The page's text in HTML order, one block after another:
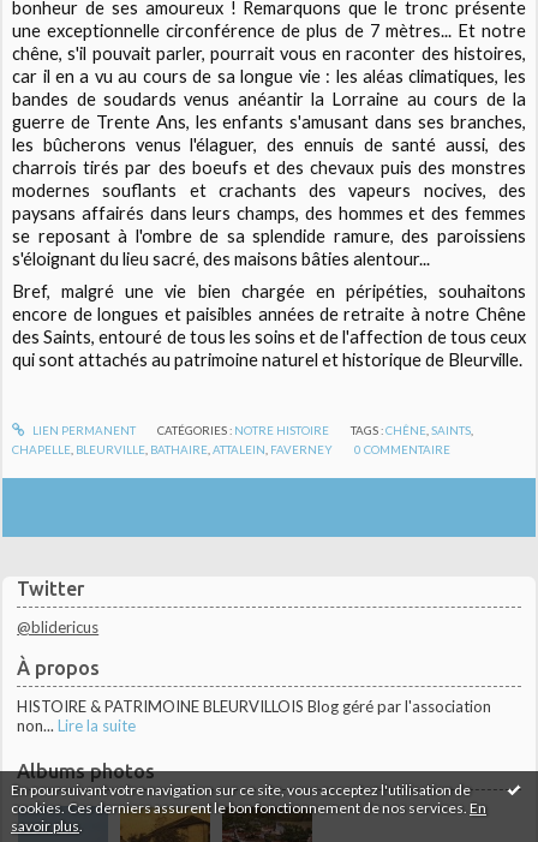
En poursuivant votre navigation sur ce site, vous acceptez l'utilisation de
cookies. Ces derniers assurent le bon fonctionnement de nos services. En
savoir plus
Twitter
@blidericus
À propos
HISTOIRE & PATRIMOINE BLEURVILLOIS Blog géré par l'association
non... Lire la suite
Albums photos
bonheur de ses amoureux ! Remarquons que le tronc présente
une exceptionnelle circonférence de plus de 7 mètres... Et notre
chêne, s'il pouvait parler, pourrait vous en raconter des histoires,
car il en a vu au cours de sa longue vie : les aléas climatiques, les
bandes de soudards venus anéantir la Lorraine au cours de la
guerre de Trente Ans, les enfants s'amusant dans ses branches,
les bûcherons venus l'élaguer, des ennuis de santé aussi, des
charrois tirés par des boeufs et des chevaux puis des monstres
modernes souflants et crachants des vapeurs nocives, des
paysans affairés dans leurs champs, des hommes et des femmes
se reposant à l'ombre de sa splendide ramure, des paroissiens
s'éloignant du lieu sacré, des maisons bâties alentour...
Bref, malgré une vie bien chargée en péripéties, souhaitons
encore de longues et paisibles années de retraite à notre Chêne
des Saints, entouré de tous les soins et de l'affection de tous ceux
qui sont attachés au patrimoine naturel et historique de Bleurville.
LIEN PERMANENT CATÉGORIES : NOTRE HISTOIRE TAGS :CHÊNE ,SAINTS
CHAPELLE BLEURVILLE BATHAIRE ,ATTALEIN FAVERNEY 0 COMMENTAIRE